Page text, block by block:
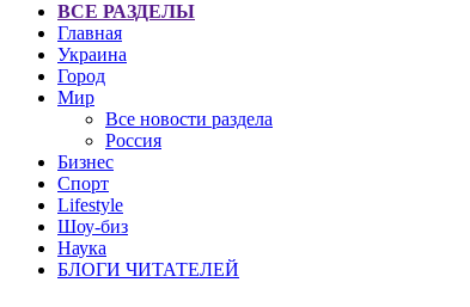
ВСЕ РАЗДЕЛЫ
Главная
Украина
Город
Мир
Все новости раздела
Россия
Бизнес
Спорт
Lifestyle
Шоу-биз
Наука
БЛОГИ ЧИТАТЕЛЕЙ